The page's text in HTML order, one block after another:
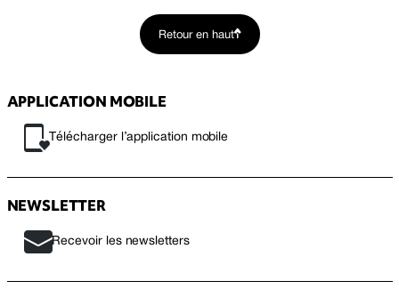
Retour en haut
APPLICATION MOBILE
Télécharger l’application mobile
NEWSLETTER
Recevoir les newsletters